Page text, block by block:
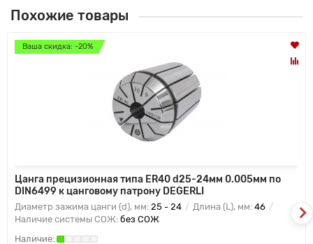
Похожие товары
Ваша скидка: -20%
Цанга прецизионная типа ER40 d25-24мм 0.005мм по
DIN6499 к цанговому патрону DEGERLI
Диаметр зажима цанги (d), мм: 25 - 24 Длина (L), мм: 46
Наличие системы СОЖ: без СОЖ